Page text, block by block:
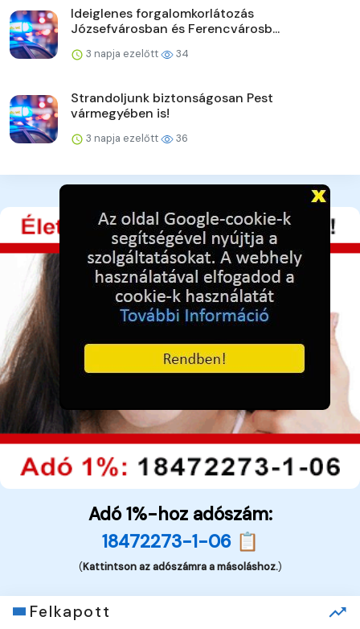
Ideiglenes forgalomkorlátozás
Józsefvárosban és Ferencvárosb...
3 napja ezelőtt 34
Strandoljunk biztonságosan Pest
vármegyében is!
3 napja ezelőtt 36
Adó 1%-hoz adószám:
18472273-1-06 📋
(Kattintson az adószámra a másoláshoz.)
Felkapott